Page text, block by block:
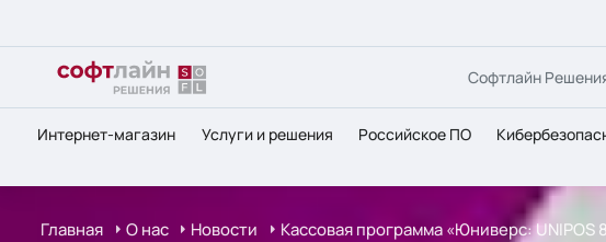
Софтлайн
Интернет-магазин Услуги и решения Российское ПО
Главная О нас Новости Кассовая программа «Юниверс: